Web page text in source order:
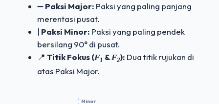
➖Paksi Major: Paksi yang paling panjang
merentasi pusat.
| Paksi Minor: Paksi yang paling pendek
bersilang 90° di pusat.
📍 Titik Fokus (F1 & F2): Dua titik rujukan di
atas Paksi Major.
Minor